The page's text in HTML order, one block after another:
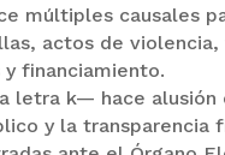
múltiples causales
actos de
financiamiento.
letra k— hace
y la transparencia